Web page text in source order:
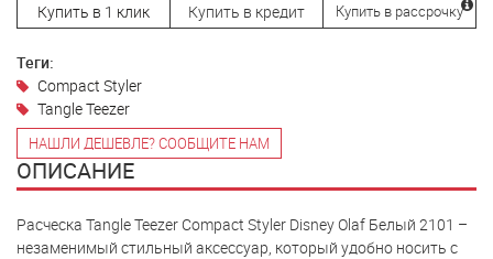
Купить в 1 клик Купить в кредит Купить в рассрочку
Теги:
Compact Styler
Tangle Teezer
НАШЛИ ДЕШЕВЛЕ? СООБЩИТЕ НАМ
ОПИСАНИЕ
Расческа Tangle Teezer Compact Styler Disney Olaf Белый 2101 –
незаменимый стильный аксессуар, который удобно носить с